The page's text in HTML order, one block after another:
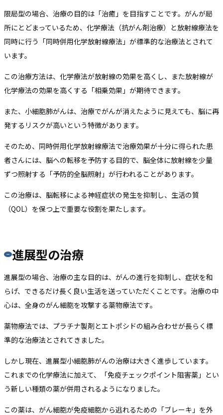
限局型の場合、治療の目的は「治癒」を目指すことです。がんが局
所にとどまっているため、化学療法（抗がん剤治療）と放射線療法を
同時に行う「同時併用化学放射線療法」が標準的な治療法とされて
います。
この治療方法は、化学療法が放射線の効果を高くし、また放射線が
化学療法の効果を高くする「相乗効果」が期待できます。
また、小細胞肺がんは、治療でがんが消えたように見えても、脳に再
発するリスクが高いという特徴があります。
そのため、同時併用化学放射線療法で治療効果が十分に得られた患
者さんには、脳への転移を予防する目的で、脳全体に放射線を少量
ずつ照射する「予防的全脳照射」が行われることがあります。
この治療は、脳転移による神経症状の発生を抑制し、生活の質
（QOL）を保つ上で重要な役割を果たします。
進展型の治療
進展型の場合、治療の主な目的は、がんの進行を抑制し、症状を和
らげ、できるだけ長く良い生活を送っていただくことです。治療の中
心は、全身のがん細胞を攻撃する薬物療法です。
薬物療法では、プラチナ製剤とエトポシドの組み合わせが長らく標
準的な治療法とされてきました。
しかし現在、進展型小細胞肺がんの治療は大きく進歩しています。
これまでの化学療法に加えて、「免疫チェックポイント阻害薬」とい
う新しい種類の薬が併用されるようになりました。
この薬は、がん細胞が免疫細胞から逃れるための「ブレーキ」を外